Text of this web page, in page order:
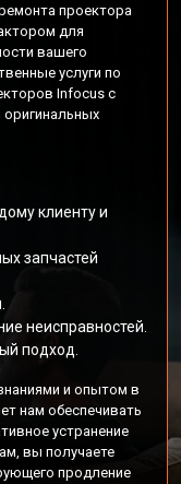
проектора
для
вашего
услуги по
Infocus с
клиенту и
запчастей
неисправностей.
подход.
и опытом в
нам обеспечивать
устранение
вы получаете
продление